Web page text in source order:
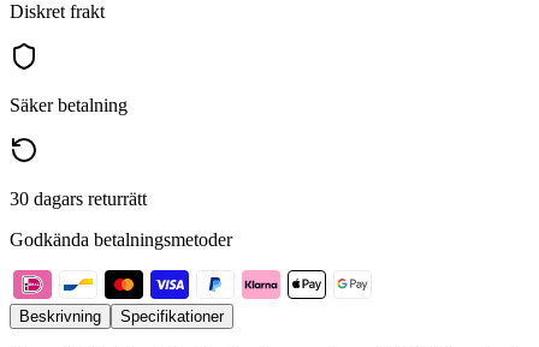
Diskret frakt
Säker betalning
30 dagars returrätt
Godkända betalningsmetoder
Beskrivning Specifikationer